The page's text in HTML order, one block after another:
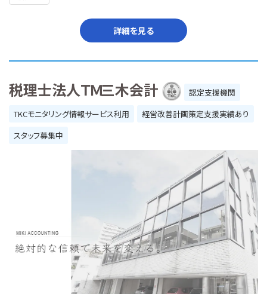
詳細を見る
税理士法人ＴＭ三木会計
認定支援機関
TKCモニタリング情報サービス利用
経営改善計画策定支援実績あり
スタッフ募集中